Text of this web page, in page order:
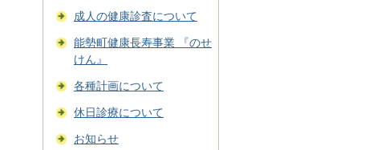
成人の健康診査について
能勢町健康長寿事業 『のせ
けん』
各種計画について
休日診療について
お知らせ